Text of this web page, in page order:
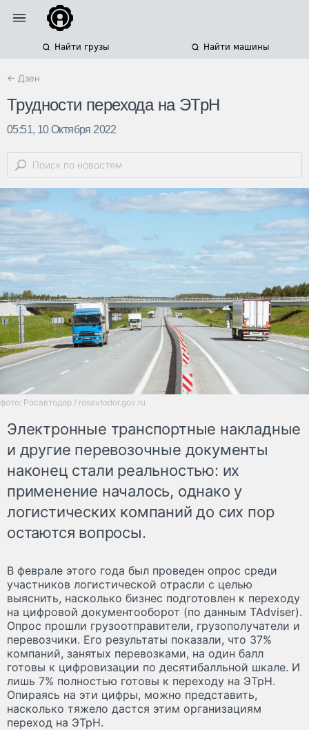
Найти грузы Найти машины
← Дзен
Трудности перехода на ЭТрН
05:51, 10 Октября 2022
фото: Росавтодор / rosavtodor.gov.ru
Электронные транспортные накладные
и другие перевозочные документы
наконец стали реальностью: их
применение началось, однако у
логистических компаний до сих пор
остаются вопросы.
В феврале этого года был проведен опрос среди
участников логистической отрасли с целью
выяснить, насколько бизнес подготовлен к переходу
на цифровой документооборот (по данным TAdviser).
Опрос прошли грузоотправители, грузополучатели и
перевозчики. Его результаты показали, что 37%
компаний, занятых перевозками, на один балл
готовы к цифровизации по десятибалльной шкале. И
лишь 7% полностью готовы к переходу на ЭТрН.
Опираясь на эти цифры, можно представить,
насколько тяжело дастся этим организациям
переход на ЭТрН.